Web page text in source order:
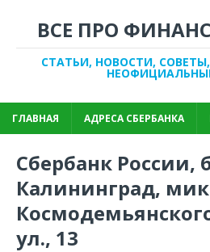
ВСЕ ПРО
СТАТЬИ, НОВОСТИ,
ГЛАВНАЯ АДРЕСА СБЕРБАНКА
Сбербанк России,
Калининград,
ул., 13